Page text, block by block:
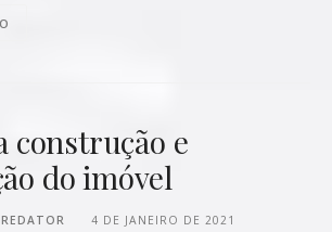
construção e
do imóvel
REDATOR 4 DE JANEIRO DE 2021